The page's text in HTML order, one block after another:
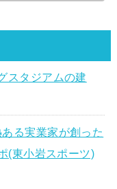
スタジアムの建
る実業家が創った
(東小岩スポーツ)